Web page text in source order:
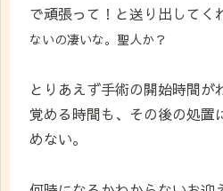
で頑張って！と送り出してく
ないの凄いな。 聖人か？
とりあえず手術の開始時間が
覚める時間も、その後の処置
めない。